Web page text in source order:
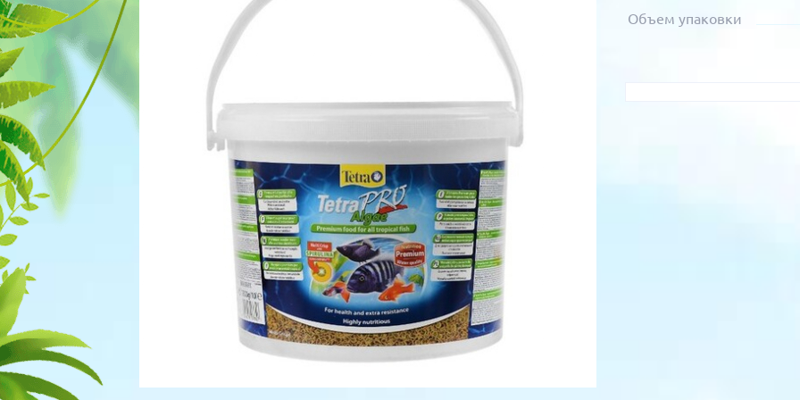
Для рыбок
Для рептилий
Процедуры
Обследование
Лаборатория
Хирургия
Стоматология
Объем упаковки